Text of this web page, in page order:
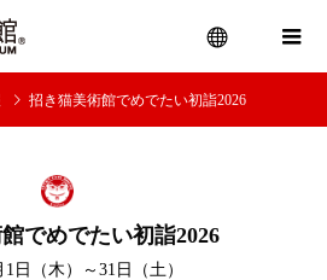
招き猫美術館でめでたい初詣2026
でめでたい初詣2026
1日（木）～31日（土）